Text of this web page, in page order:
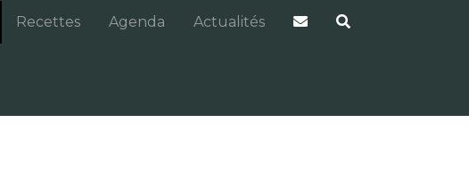
Recettes Agenda Actualités